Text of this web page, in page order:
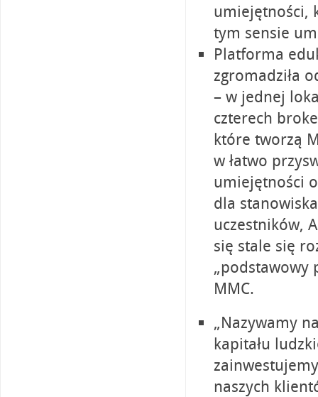
umiejętności,
tym sensie
Platforma
zgromadziła
– w jednej
czterech
które tworzą
w łatwo
umiejętności
dla
uczestników,
się stale się
„podstawowy
MMC.
„Nazywamy
kapitału
naszych